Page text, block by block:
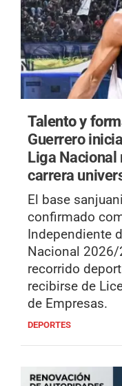
Talento y
Guerrero
Liga Nacional
carrera
El base
confirmado
Independiente
Nacional 2026/
recorrido
recibirse de
de Empresas.
DEPORTES